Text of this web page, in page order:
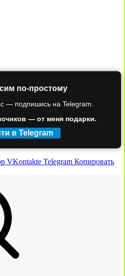
по-простому
— подпишись на Telegram.
— от меня подарки.
в Telegram
VKontakte Telegram Копировать